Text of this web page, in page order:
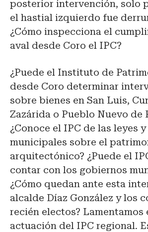
posterior intervención, solo
el hastial izquierdo fue
¿Cómo inspecciona el
aval desde Coro el IPC?
¿Puede el Instituto de
desde Coro determinar
sobre bienes en San Luis,
Zazárida o Pueblo Nuevo de
¿Conoce el IPC de las leyes
municipales sobre el
arquitectónico? ¿Puede el
contar con los gobiernos
¿Cómo quedan ante esta
alcalde Díaz González y los
recién electos? Lamentamos
actuación del IPC regional.